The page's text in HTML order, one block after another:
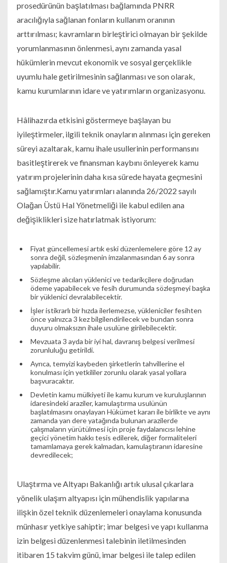
prosedürünün başlatılması bağlamında PNRR
aracılığıyla sağlanan fonların kullanım oranının
arttırılması; kavramların birleştirici olmayan bir şekilde
yorumlanmasının önlenmesi, aynı zamanda yasal
hükümlerin mevcut ekonomik ve sosyal gerçeklikle
uyumlu hale getirilmesinin sağlanması ve son olarak,
kamu kurumlarının idare ve yatırımların organizasyonu.
Hâlihazırda etkisini göstermeye başlayan bu
iyileştirmeler, ilgili teknik onayların alınması için gereken
süreyi azaltarak, kamu ihale usullerinin performansını
basitleştirerek ve finansman kaybını önleyerek kamu
yatırım projelerinin daha kısa sürede hayata geçmesini
sağlamıştır.Kamu yatırımları alanında 26/2022 sayılı
Olağan Üstü Hal Yönetmeliği ile kabul edilen ana
değişiklikleri size hatırlatmak istiyorum:
Fiyat güncellemesi artık eski düzenlemelere göre 12 ay
sonra değil, sözleşmenin imzalanmasından 6 ay sonra
yapılabilir.
Sözleşme alıcıları yüklenici ve tedarikçilere doğrudan
ödeme yapabilecek ve fesih durumunda sözleşmeyi başka
bir yüklenici devralabilecektir.
İşler istikrarlı bir hızda ilerlemezse, yükleniciler fesihten
önce yalnızca 3 kez bilgilendirilecek ve bundan sonra
duyuru olmaksızın ihale usulüne girilebilecektir.
Mevzuata 3 ayda bir iyi hal, davranış belgesi verilmesi
zorunluluğu getirildi.
Ayrıca, temyizi kaybeden şirketlerin tahvillerine el
konulması için yetkililer zorunlu olarak yasal yollara
başvuracaktır.
Devletin kamu mülkiyeti ile kamu kurum ve kuruluşlarının
idaresindeki araziler, kamulaştırma usulünün
başlatılmasını onaylayan Hükümet kararı ile birlikte ve aynı
zamanda yan dere yatağında bulunan arazilerde
çalışmaların yürütülmesi için proje faydalanıcısı lehine
geçici yönetim hakkı tesis edilerek, diğer formaliteleri
tamamlamaya gerek kalmadan, kamulaştıranın idaresine
devredilecek;
Ulaştırma ve Altyapı Bakanlığı artık ulusal çıkarlara
yönelik ulaşım altyapısı için mühendislik yapılarına
ilişkin özel teknik düzenlemeleri onaylama konusunda
münhasır yetkiye sahiptir; imar belgesi ve yapı kullanma
izin belgesi düzenlenmesi talebinin iletilmesinden
itibaren 15 takvim günü, imar belgesi ile talep edilen